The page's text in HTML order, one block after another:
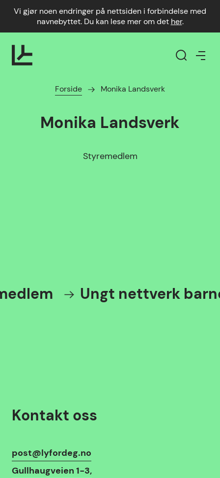
Vi gjør noen endringer på nettsiden i forbindelse med
navnebyttet. Du kan lese mer om det her.
Forside Monika Landsverk
Monika Landsverk
Styremedlem
Ungt nettverk
Kontakt oss
Kontaktinfo
post@lyfordeg.no
Gullhaugveien 1-3,